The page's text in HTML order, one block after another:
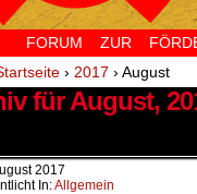
ZUR
› 2017 › August
für August,
2017
In:Allgemein